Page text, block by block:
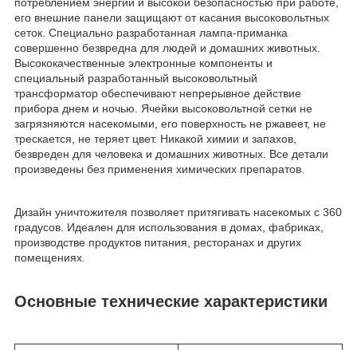
его внешние панели защищают от касания высоковольтных
сеток. Специально разработанная лампа-приманка
совершенно безвредна для людей и домашних животных.
Высококачественные электронные компоненты и
специальный разработанный высоковольтный
трансформатор обеспечивают непрерывное действие
прибора днем и ночью. Ячейки высоковольтной сетки не
загрязняются насекомыми, его поверхность не ржавеет, не
трескается, не теряет цвет. Никакой химии и запахов,
безвреден для человека и домашних животных. Все детали
произведены без применения химических препаратов.
Дизайн уничтожителя позволяет притягивать насекомых с 360
градусов. Идеален для использования в домах, фабриках,
производстве продуктов питания, ресторанах и других
помещениях.
Основные технические характеристики